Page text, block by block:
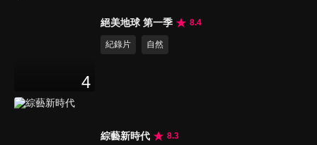
4
絕美地球 第一季 8.4
紀錄片 自然
綜藝新時代
8.3